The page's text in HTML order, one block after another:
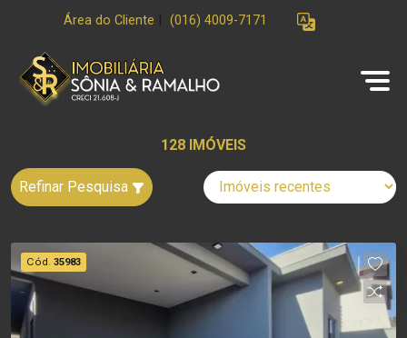
Área do Cliente (016) 4009-7171
128 IMÓVEIS
Refinar Pesquisa
Cód. 35983